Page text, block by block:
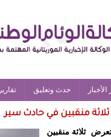
الأخبار حدث وتعليق تقارير
ثلاثة منقبين في حادث سير
ثلاثة منقبين